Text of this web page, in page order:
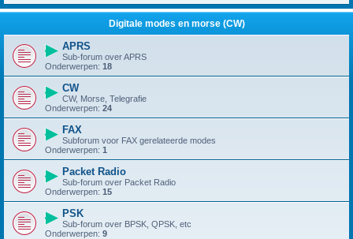
Digitale modes en morse (CW)
APRS
Sub-forum over APRS
Onderwerpen: 18
CW
CW, Morse, Telegrafie
Onderwerpen: 24
FAX
Subforum voor FAX gerelateerde modes
Onderwerpen: 1
Packet Radio
Sub-forum over Packet Radio
Onderwerpen: 15
PSK
Sub-forum over BPSK, QPSK, etc
Onderwerpen: 9